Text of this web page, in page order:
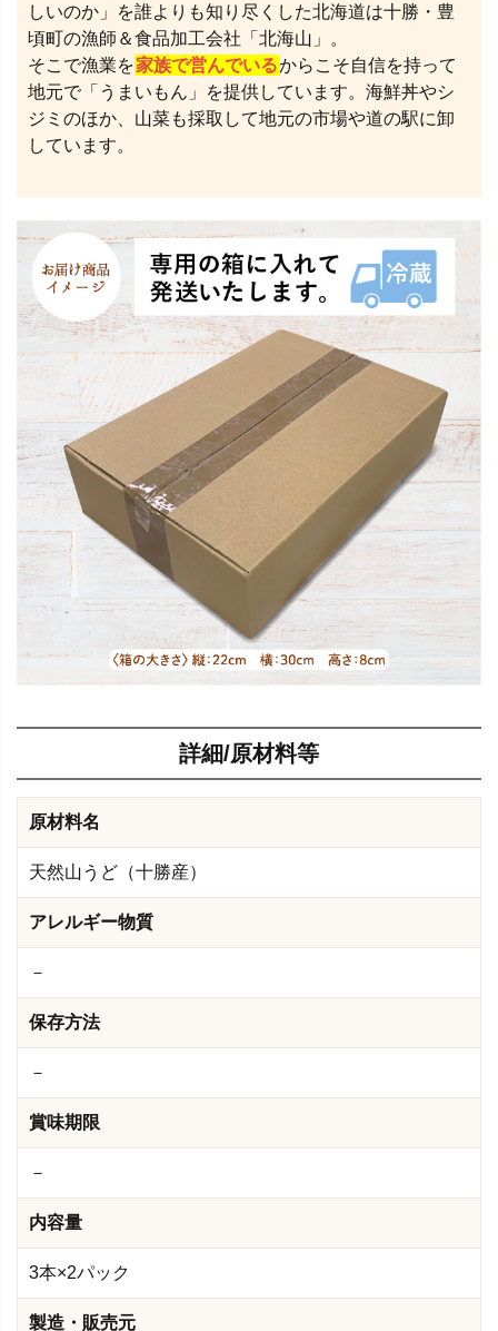
しいのか」を誰よりも知り尽くした北海道は十勝・豊
頃町の漁師＆食品加工会社「北海山」。
そこで漁業を家族で営んでいるからこそ自信を持って
地元で「うまいもん」を提供しています。海鮮丼やシ
ジミのほか、山菜も採取して地元の市場や道の駅に卸
しています。
詳細/原材料等
原材料名
天然山うど（十勝産）
アレルギー物質
－
保存方法
－
賞味期限
－
内容量
3本×2パック
製造・販売元